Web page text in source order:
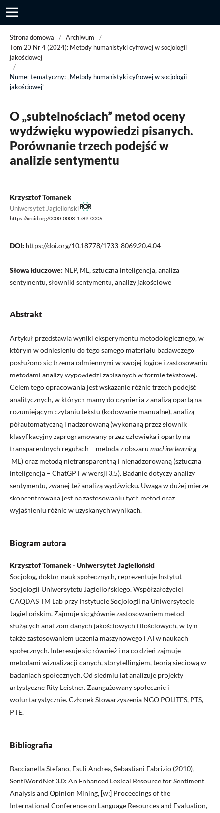
Przegląd Socjologii Jakościowej
Strona domowa / Archiwum
/
Tom 20 Nr 4 (2024): Metody humanistyki cyfrowej w socjologii
jakościowej
/
Numer tematyczny: „Metody humanistyki cyfrowej w socjologii
jakościowej”
O „subtelnościach” metod oceny
wydźwięku wypowiedzi pisanych.
Porównanie trzech podejść w
analizie sentymentu
Krzysztof Tomanek
Uniwersytet Jagielloński
https://orcid.org/0000-0003-1789-0006
DOI: https://doi.org/10.18778/1733-8069.20.4.04
Słowa kluczowe: NLP, ML, sztuczna inteligencja, analiza
sentymentu, słowniki sentymentu, analizy jakościowe
Abstrakt
Artykuł przedstawia wyniki eksperymentu metodologicznego, w
którym w odniesieniu do tego samego materiału badawczego
posłużono się trzema odmiennymi w swojej logice i zastosowaniu
metodami analizy wypowiedzi zapisanych w formie tekstowej.
Celem tego opracowania jest wskazanie różnic trzech podejść
analitycznych, w których mamy do czynienia z analizą opartą na
rozumiejącym czytaniu tekstu (kodowanie manualne), analizą
półautomatyczną i nadzorowaną (wykonaną przez słownik
klasyfikacyjny zaprogramowany przez człowieka i oparty na
transparentnych regułach – metoda z obszaru machine learning –
ML) oraz metodą nietransparentną i nienadzorowaną (sztuczna
inteligencja – ChatGPT w wersji 3.5). Badanie dotyczy analizy
sentymentu, zwanej też analizą wydźwięku. Uwaga w dużej mierze
skoncentrowana jest na zastosowaniu tych metod oraz
wyjaśnieniu różnic w uzyskanych wynikach.
Biogram autora
Krzysztof Tomanek - Uniwersytet Jagielloński
Socjolog, doktor nauk społecznych, reprezentuje Instytut
Socjologii Uniwersytetu Jagiellońskiego. Współzałożyciel
CAQDAS TM Lab przy Instytucie Socjologii na Uniwersytecie
Jagiellońskim. Zajmuje się głównie zastosowaniem metod
służących analizom danych jakościowych i ilościowych, w tym
także zastosowaniem uczenia maszynowego i AI w naukach
społecznych. Interesuje się również i na co dzień zajmuje
metodami wizualizacji danych, storytellingiem, teorią sieciową w
badaniach społecznych. Od siedmiu lat analizuje projekty
artystyczne Rity Leistner. Zaangażowany społecznie i
woluntarystycznie. Członek Stowarzyszenia NGO POLITES, PTS,
PTE.
Bibliografia
Baccianella Stefano, Esuli Andrea, Sebastiani Fabrizio (2010),
SentiWordNet 3.0: An Enhanced Lexical Resource for Sentiment
Analysis and Opinion Mining, [w:] Proceedings of the
International Conference on Language Resources and Evaluation,